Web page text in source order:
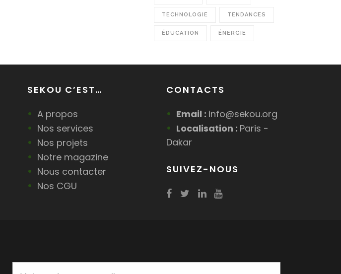
TECHNOLOGIE TENDANCES
ÉDUCATION ÉNERGIE
SEKOU C’EST…
A propos
Nos services
Nos projets
Notre magazine
Nous contacter
Nos CGU
CONTACTS
Email : info@sekou.org
Localisation : Paris -
Dakar
SUIVEZ-NOUS